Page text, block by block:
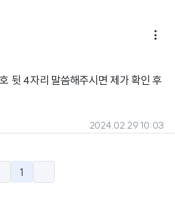

뒷 4자리 말씀해주시면 제가 확인 후
2024.02.29 10:03
1